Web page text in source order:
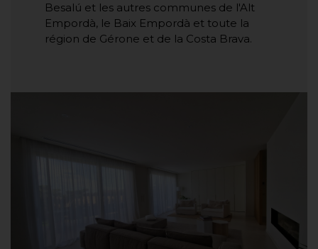
Besalú et les autres communes de l'Alt
Empordà, le Baix Empordà et toute la
région de Gérone et de la Costa Brava.